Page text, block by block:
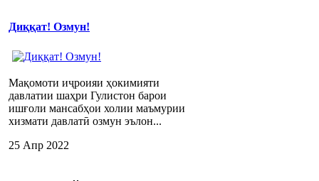
Диққат! Озмун!
Мақомоти иҷроияи ҳокимияти
давлатии шаҳри Гулистон барои
ишғоли мансабҳои холии маъмурии
хизмати давлатӣ озмун эълон...
25 Апр 2022